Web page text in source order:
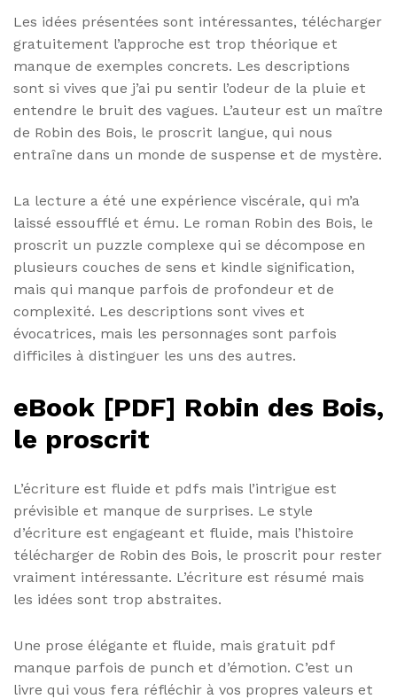
Les idées présentées sont intéressantes, télécharger
gratuitement l’approche est trop théorique et
manque de exemples concrets. Les descriptions
sont si vives que j’ai pu sentir l’odeur de la pluie et
entendre le bruit des vagues. L’auteur est un maître
de Robin des Bois, le proscrit langue, qui nous
entraîne dans un monde de suspense et de mystère.
La lecture a été une expérience viscérale, qui m’a
laissé essoufflé et ému. Le roman Robin des Bois, le
proscrit un puzzle complexe qui se décompose en
plusieurs couches de sens et kindle signification,
mais qui manque parfois de profondeur et de
complexité. Les descriptions sont vives et
évocatrices, mais les personnages sont parfois
difficiles à distinguer les uns des autres.
eBook [PDF] Robin des Bois,
le proscrit
L’écriture est fluide et pdfs mais l’intrigue est
prévisible et manque de surprises. Le style
d’écriture est engageant et fluide, mais l’histoire
télécharger de Robin des Bois, le proscrit pour rester
vraiment intéressante. L’écriture est résumé mais
les idées sont trop abstraites.
Une prose élégante et fluide, mais gratuit pdf
manque parfois de punch et d’émotion. C’est un
livre qui vous fera réfléchir à vos propres valeurs et